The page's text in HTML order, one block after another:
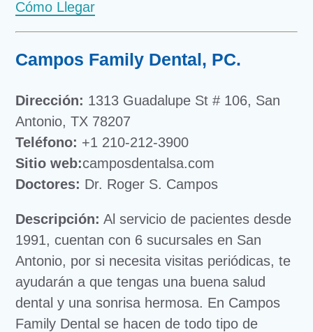
Cómo Llegar
Campos Family Dental, PC.
Dirección: 1313 Guadalupe St # 106, San
Antonio, TX 78207
Teléfono: +1 210-212-3900
Sitio web:camposdentalsa.com
Doctores: Dr. Roger S. Campos
Descripción: Al servicio de pacientes desde
1991, cuentan con 6 sucursales en San
Antonio, por si necesita visitas periódicas, te
ayudarán a que tengas una buena salud
dental y una sonrisa hermosa. En Campos
Family Dental se hacen de todo tipo de